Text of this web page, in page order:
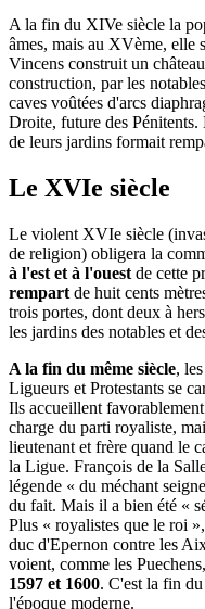
A la fin du XIVe siècle la
âmes, mais au XVème, elle
Vincens construit un
construction, par les
caves voûtées d'arcs
Droite, future des
de leurs jardins formait
Le XVIe siècle
Le violent XVIe siècle
de religion) obligera la
à l'est et à l'ouest de cette
rempart de huit cents
trois portes, dont deux à
les jardins des notables et
A la fin du même siècle,
Ligueurs et Protestants se
Ils accueillent
charge du parti royaliste,
lieutenant et frère quand le
la Ligue. François de la
légende « du méchant
du fait. Mais il a bien été «
Plus « royalistes que le roi
duc d'Epernon contre les
voient, comme les Puechens,
1597 et 1600. C'est la fin
l'époque moderne.